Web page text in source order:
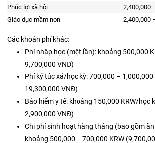
Phúc lợi xã hội
2,400,000
Giáo dục mầm non
2,400,000
Các khoản phí khác:
Phí nhập học (một lần): khoảng 500,000
9,700,000 VNĐ)
Phí ký túc xá/học kỳ: 700,000 – 1,000,000
19,300,000 VNĐ)
Bảo hiểm y tế: khoảng 150,000 KRW/học
2,900,000 VNĐ)
Chi phí sinh hoạt hàng tháng (bao gồm ăn
khoảng 500,000 – 700,000 KRW